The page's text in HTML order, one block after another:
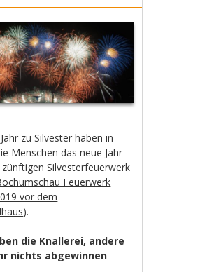
zu Silvester haben in
Menschen das neue Jahr
Silvesterfeuerwerk
Feuerwerk
vor dem
).
die Knallerei, andere
nichts abgewinnen